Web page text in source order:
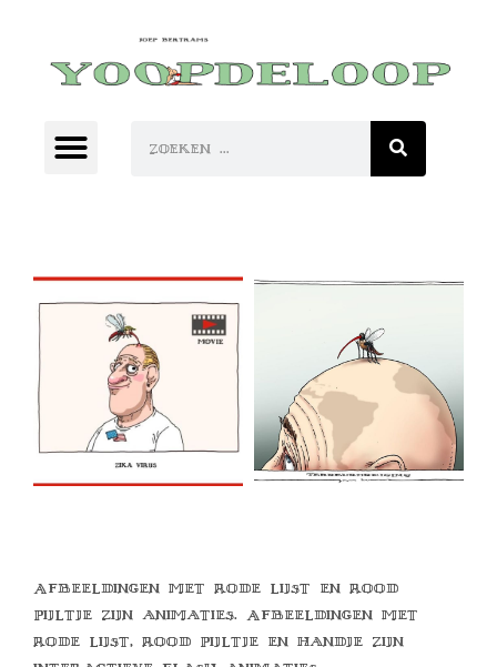
Afbeeldingen met rode lijst en rood
pijltje zijn animaties. Afbeeldingen met
rode lijst, rood pijltje en handje zijn